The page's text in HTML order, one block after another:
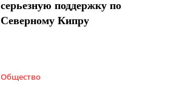
серьезную поддержку по
Северному Кипру
Общество